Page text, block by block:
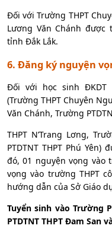
Đối với Trường THPT
Lương Văn Chánh
tỉnh Đắk Lắk.
6. Đăng ký nguyện
Đối với học sinh ĐKDT
(Trường THPT Chuyên
Văn Chánh, Trường
THPT N’Trang Lơng,
PTDTNT THPT Phú
đó, 01 nguyện vọng vào
vọng vào trường THPT
hướng dẫn của Sở Giáo
Tuyển sinh vào Trường
PTDTNT THPT Đam San